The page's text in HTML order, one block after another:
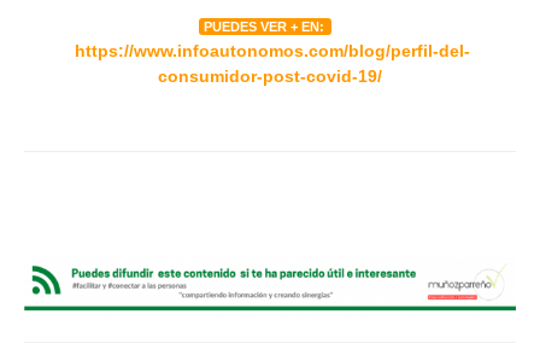
PUEDES VER + EN:
https://www.infoautonomos.com/blog/perfil-del-
consumidor-post-covid-19/